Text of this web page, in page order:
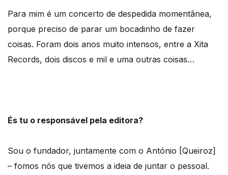
Para mim é um concerto de despedida momentânea,
porque preciso de parar um bocadinho de fazer
coisas. Foram dois anos muito intensos, entre a Xita
Records, dois discos e mil e uma outras coisas…
És tu o responsável pela editora?
Sou o fundador, juntamente com o António [Queiroz]
– fomos nós que tivemos a ideia de juntar o pessoal.